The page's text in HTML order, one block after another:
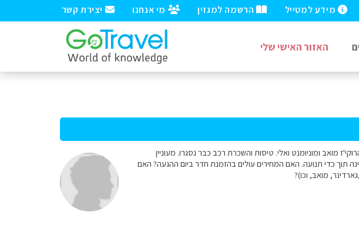
יצירת קשר מי אנחנו הרשמה למגזין מידע למטייל
האזור האישי שלי
ביוני 2013 בפארקים של ילוסטון, הרוקי'ז מואב ומוניומנט ואלי. טיסות והשכרת רכב כבר נסגרו. מעוניין
תוך כדי תנועה. האם המחירים עולים בהזמנת חדר ביום ההגעה? האם
מואב, וכו)?